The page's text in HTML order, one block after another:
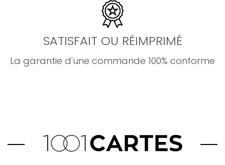
SATISFAIT OU RÉIMPRIMÉ
La garantie d'une commande 100% conforme